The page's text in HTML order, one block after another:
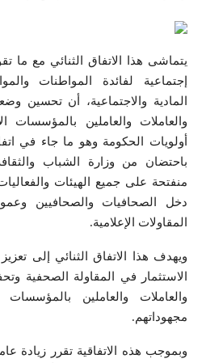
يتماشى هذا الاتفاق الثنائي مع ما
إجتماعية لفائدة المواطنات
المادية والاجتماعية، أن تحسين
والعاملات والعاملين بالمؤسسات
أولويات الحكومة وهو ما جاء في
باحتضان من وزارة الشباب
منفتحة على جميع الهيئات
دخل الصحافيات والصحافيين
المقاولات الإعلامية.
ويهدف هذا الاتفاق الثنائي إلى
الاستثمار في المقاولة الصحفية
والعاملات والعاملين بالمؤسسات
مجهوداتهم.
وبموجب هذه الاتفاقية تقرر زيادة